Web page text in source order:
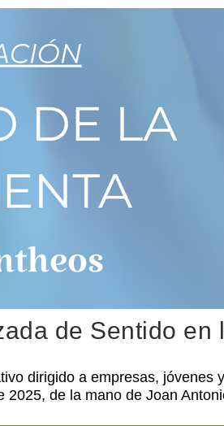
de Sentido en
dirigido a empresas,
de la mano de Joan